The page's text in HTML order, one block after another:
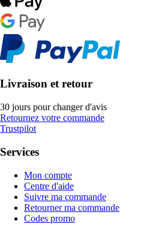
Livraison et retour
30 jours pour changer d'avis
Retournez votre commande
Trustpilot
Services
Mon compte
Centre d'aide
Suivre ma commande
Retourner ma commande
Codes promo